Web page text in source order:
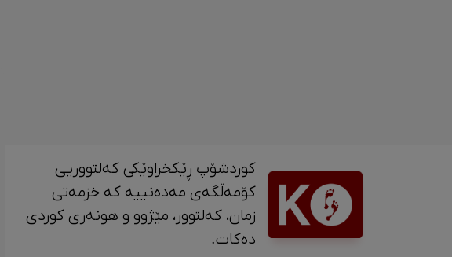
کوردشۆپ ڕێکخراوێکی کەلتووریی
کۆمەڵگەی مەدەنییە کە خزمەتی
زمان، کەلتوور، مێژوو و ‎هونەری کوردی
دەکات.